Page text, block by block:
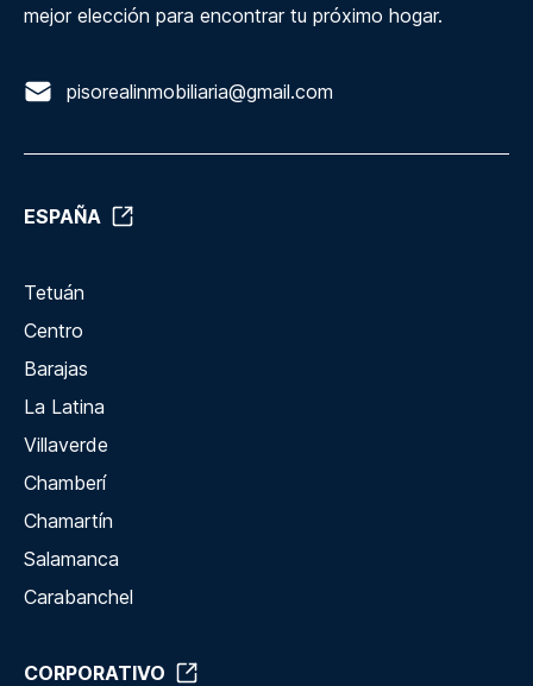
mejor elección para encontrar tu próximo hogar.
pisorealinmobiliaria@gmail.com
ESPAÑA
Tetuán
Centro
Barajas
La Latina
Villaverde
Chamberí
Chamartín
Salamanca
Carabanchel
CORPORATIVO